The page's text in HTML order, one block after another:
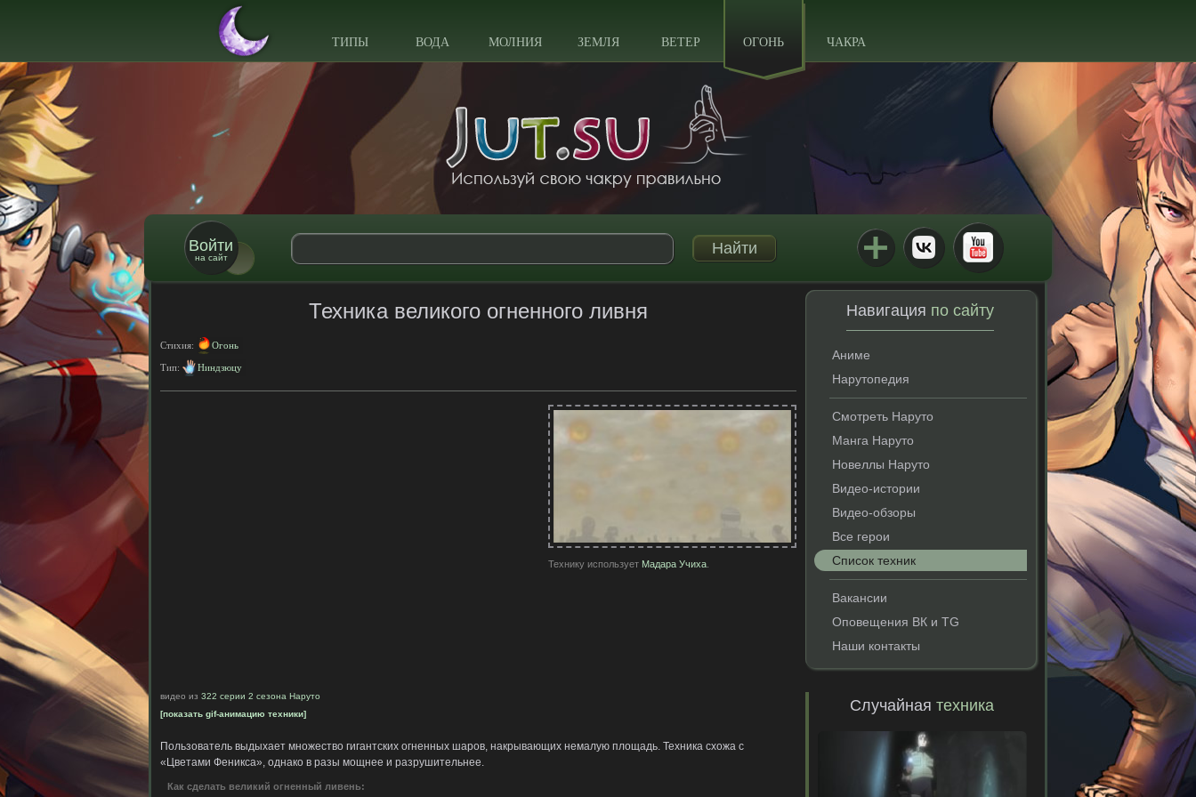
ТИПЫ ВОДА МОЛНИЯ ЗЕМЛЯ ВЕТЕР ОГОНЬ ЧАКРА
Войти
на сайт
Техника великого огненного ливня
Стихия: Огонь
Тип: Ниндзюцу
видео из 322 серии 2 сезона Наруто
Технику использует Мадара Учиха.
[показать gif-анимацию техники]
Пользователь выдыхает множество гигантских огненных шаров, накрывающих немалую площадь. Техника схожа с
«Цветами Феникса», однако в разы мощнее и разрушительнее.
Как сделать великий огненный ливень:
Навигация по сайту
Аниме
Нарутопедия
Смотреть Наруто
Манга Наруто
Новеллы Наруто
Видео-истории
Видео-обзоры
Все герои
Список техник
Вакансии
Оповещения ВК и TG
Наши контакты
Случайнаятехника